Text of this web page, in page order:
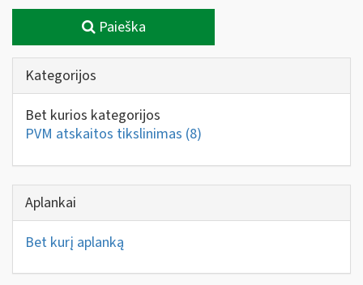
Paieška
Kategorijos
Bet kurios kategorijos
PVM atskaitos tikslinimas (8)
Aplankai
Bet kurį aplanką